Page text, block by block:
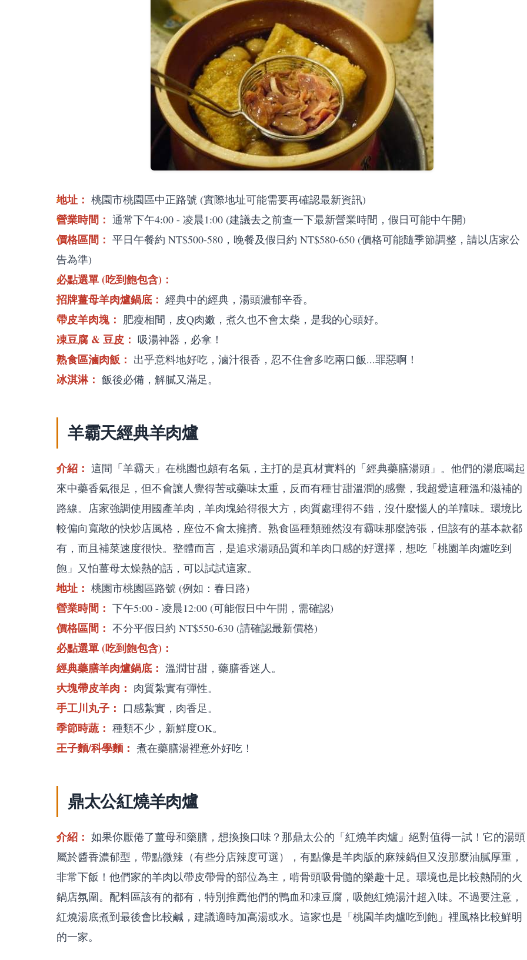
地址： 桃園市桃園區中正路號 (實際地址可能需要再確認最新資訊)
營業時間： 通常下午4:00 - 凌晨1:00 (建議去之前查一下最新營業時間，假日可能中午開)
價格區間： 平日午餐約 NT$500-580，晚餐及假日約 NT$580-650 (價格可能隨季節調整，請以店家公
告為準)
必點選單 (吃到飽包含)：
招牌薑母羊肉爐鍋底： 經典中的經典，湯頭濃郁辛香。
帶皮羊肉塊： 肥瘦相間，皮Q肉嫩，煮久也不會太柴，是我的心頭好。
凍豆腐 & 豆皮： 吸湯神器，必拿！
熟食區滷肉飯： 出乎意料地好吃，滷汁很香，忍不住會多吃兩口飯...罪惡啊！
冰淇淋： 飯後必備，解膩又滿足。
羊霸天經典羊肉爐
介紹： 這間「羊霸天」在桃園也頗有名氣，主打的是真材實料的「經典藥膳湯頭」。他們的湯底喝起
來中藥香氣很足，但不會讓人覺得苦或藥味太重，反而有種甘甜溫潤的感覺，我超愛這種溫和滋補的
路線。店家強調使用國產羊肉，羊肉塊給得很大方，肉質處理得不錯，沒什麼惱人的羊羶味。環境比
較偏向寬敞的快炒店風格，座位不會太擁擠。熟食區種類雖然沒有霸味那麼誇張，但該有的基本款都
有，而且補菜速度很快。整體而言，是追求湯頭品質和羊肉口感的好選擇，想吃「桃園羊肉爐吃到
飽」又怕薑母太燥熱的話，可以試試這家。
地址： 桃園市桃園區路號 (例如：春日路)
營業時間： 下午5:00 - 凌晨12:00 (可能假日中午開，需確認)
價格區間： 不分平假日約 NT$550-630 (請確認最新價格)
必點選單 (吃到飽包含)：
經典藥膳羊肉爐鍋底： 溫潤甘甜，藥膳香迷人。
大塊帶皮羊肉： 肉質紮實有彈性。
手工川丸子： 口感紮實，肉香足。
季節時蔬： 種類不少，新鮮度OK。
王子麵/科學麵： 煮在藥膳湯裡意外好吃！
鼎太公紅燒羊肉爐
介紹： 如果你厭倦了薑母和藥膳，想換換口味？那鼎太公的「紅燒羊肉爐」絕對值得一試！它的湯頭
屬於醬香濃郁型，帶點微辣（有些分店辣度可選），有點像是羊肉版的麻辣鍋但又沒那麼油膩厚重，
非常下飯！他們家的羊肉以帶皮帶骨的部位為主，啃骨頭吸骨髓的樂趣十足。環境也是比較熱鬧的火
鍋店氛圍。配料區該有的都有，特別推薦他們的鴨血和凍豆腐，吸飽紅燒湯汁超入味。不過要注意，
紅燒湯底煮到最後會比較鹹，建議適時加高湯或水。這家也是「桃園羊肉爐吃到飽」裡風格比較鮮明
的一家。